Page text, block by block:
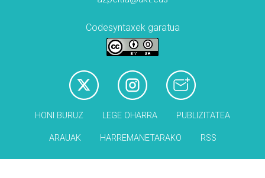
Codesyntaxek garatua
HONI BURUZ LEGE OHARRA PUBLIZITATEA
ARAUAK HARREMANETARAKO RSS